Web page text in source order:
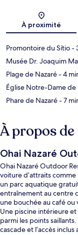
À proximité
Promontoire du Sítio-
Musée Dr. Joaquim
Plage de Nazaré- 4
Église Notre-Dame de
Phare de Nazaré- 7
À propos
Ohai Nazaré
Ohai Nazaré Outdoor
voiture d’attraits
un parc aquatique
entraînement au centre
une bouchée au café ou
Une piscine intérieure
parmi les points
cascade et l’accès inclus